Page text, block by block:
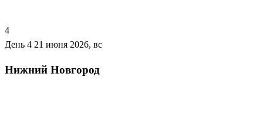
4
День 4 21 июня 2026, вс
Нижний Новгород